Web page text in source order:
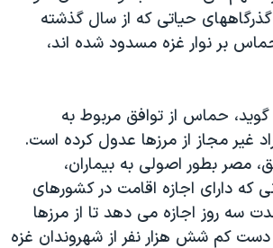
آمریکا ۲۰۲۴
به اسرائیل
آزادی
گذرگاههای حياتی که از سال گذشته
بر نوار غزه مسدود شده اند،
حماس از توافق مربوط به
غير مجاز از مرزها عدول کرده است.
مصر بطور اصولی به بيماران،
که دارای اجازه اقامت در کشورهای
سه روز اجازه می دهد تا از مرزها
دست کم شش هزار نفر از شهروندان غزه